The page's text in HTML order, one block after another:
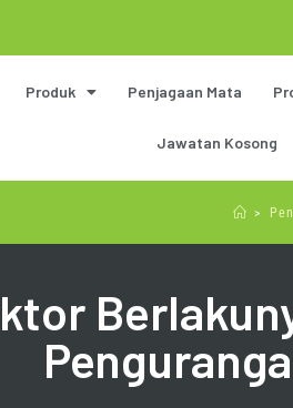
Produk Penjagaan Mata
Jawatan Kosong
>